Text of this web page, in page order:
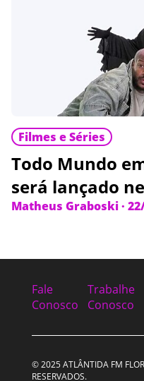
Filmes e Séries
Todo Mundo
será lançado
Matheus Graboski·
Fale
Conosco
Trabalhe
Conosco
© 2025 ATLÂNTIDA FM
RESERVADOS.